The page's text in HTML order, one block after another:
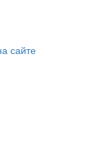
сайте